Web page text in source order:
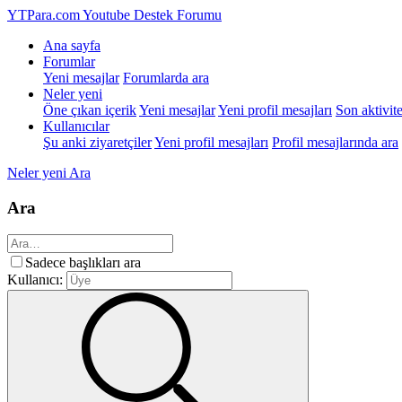
YTPara.comYoutube Destek Forumu
Ana sayfa
Forumlar
Yeni mesajlar Forumlarda ara
Neler yeni
Öne çıkan içerikYeni mesajlarYeni profil mesajları Son
Kullanıcılar
Şu anki ziyaretçilerYeni profil mesajları Profil mesajlarında ara
Neler yeni Ara
Ara
Sadece başlıkları ara
Kullanıcı: